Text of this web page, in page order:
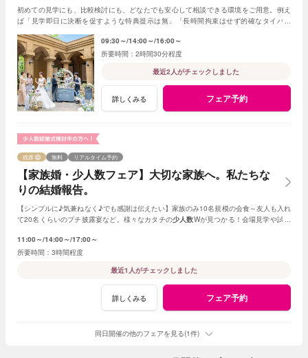
初めての見学にも、比較検討にも、どなたでも安心して相談できる環境をご用意。例え
ば「見学即日に決断を促すような特典提示は無」「長時間拘束はせず的確なタイパ案
09:30～ 14:00～ 16:00～
2時間30分程度
最近2人がチェックしました
詳しくみる フェア予約
【家族婚・少人数フェア】大切な家族へ。私たちな
りの結婚報告。
残席 無料 リアルタイム予約
【シンプルに♪気兼ねなく♪でも感謝は伝えたい】家族のみ10名規模の会食～友人も入れ
て20名くらいのプチ披露宴など。様々なカタチの少人数Wが見つかる！会場見学や試食
11:00～ 14:00～ 17:00～
3時間程度
最近1人がチェックしました
詳しくみる フェア予約
同日開催の他のフェアを見る(1件)